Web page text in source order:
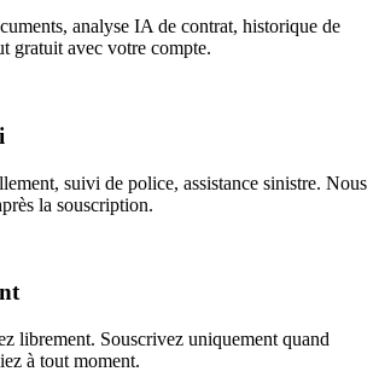
analyse IA de contrat, historique de
gratuit avec votre compte.
suivi de police, assistance sinistre. Nous
la souscription.
librement. Souscrivez uniquement quand
à tout moment.